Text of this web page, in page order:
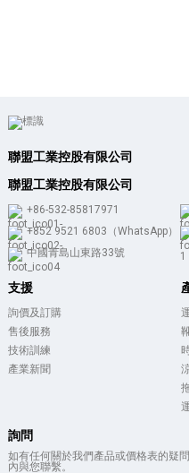
聯盟工業控股有限公司
聯盟工業控股有限公司
+86-532-85817971
+852 9521 6803（WhatsApp）
中國青島山東路33號
支援
詢價及訂購
售後服務
技術訓練
產業新聞
詢問
如有任何關於我們產品或價格表的疑
內與您聯繫。